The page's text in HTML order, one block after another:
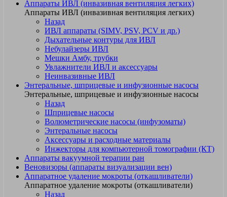
Аппараты ИВЛ (инвазивная вентиляция легких)
Аппараты ИВЛ (инвазивная вентиляция легких)
Назад
ИВЛ аппараты (SIMV, PSV, PCV и др.)
Дыхательные контуры для ИВЛ
Небулайзеры ИВЛ
Мешки Амбу, трубки
Увлажнители ИВЛ и аксессуары
Неинвазивные ИВЛ
Энтеральные, шприцевые и инфузионные насосы
Энтеральные, шприцевые и инфузионные насосы
Назад
Шприцевые насосы
Волюметрические насосы (инфузоматы)
Энтеральные насосы
Аксессуары и расходные материалы
Инжекторы для компьютерной томографии (КТ)
Аппараты вакуумной терапии ран
Веновизоры (аппараты визуализации вен)
Аппаратное удаление мокроты (откашливатели)
Аппаратное удаление мокроты (откашливатели)
Назад